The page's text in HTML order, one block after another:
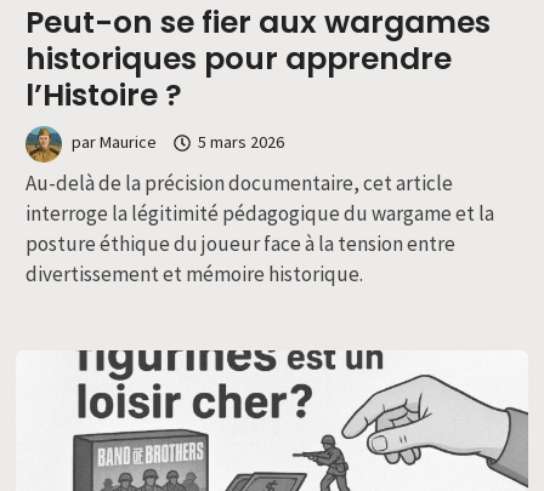
Peut-on se fier aux wargames
historiques pour apprendre
l’Histoire ?
parMaurice 5 mars 2026
Au-delà de la précision documentaire, cet article
interroge la légitimité pédagogique du wargame et la
posture éthique du joueur face à la tension entre
divertissement et mémoire historique.